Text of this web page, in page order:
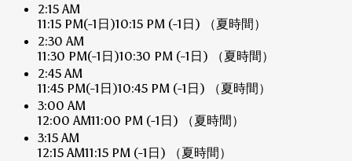
2:15 AM
11:15 PM(-1日)10:15 PM (-1日)
（夏時間）
2:30 AM
11:30 PM(-1日)10:30 PM (-1日)
（夏時間）
2:45 AM
11:45 PM(-1日)10:45 PM (-1日)
（夏時間）
3:00 AM
12:00 AM11:00 PM (-1日)
（夏時間）
3:15 AM
12:15 AM11:15 PM (-1日)
（夏時間）